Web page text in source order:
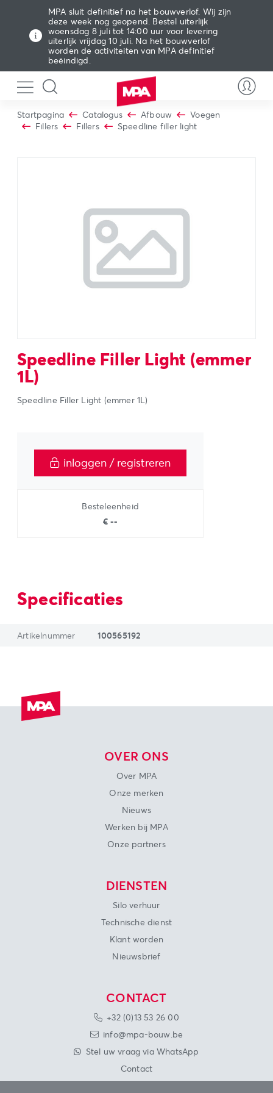
MPA sluit definitief na het bouwverlof. Wij zijn
deze week nog geopend. Bestel uiterlijk
woensdag 8 juli tot 14:00 uur voor levering
uiterlijk vrijdag 10 juli. Na het bouwverlof
worden de activiteiten van MPA definitief
beëindigd.
Startpagina Catalogus Afbouw
Voegen
Fillers
Fillers Speedline filler light
Speedline Filler Light (emmer
1L)
Speedline Filler Light (emmer 1L)
inloggen / registreren
Besteleenheid
€ --
Specificaties
Artikelnummer 100565192
OVER ONS
Over MPA
Onze merken
Nieuws
Werken bij MPA
Onze partners
DIENSTEN
Silo verhuur
Technische dienst
Klant worden
Nieuwsbrief
CONTACT
+32 (0)13 53 26 00
info@mpa-bouw.be
Stel uw vraag via WhatsApp
Contact